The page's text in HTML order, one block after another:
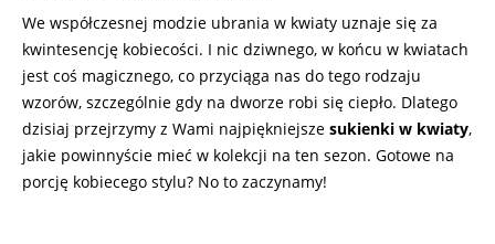
We współczesnej modzie ubrania w kwiaty uznaje się za
kwintesencję kobiecości. I nic dziwnego, w końcu w kwiatach
jest coś magicznego, co przyciąga nas do tego rodzaju
wzorów, szczególnie gdy na dworze robi się ciepło. Dlatego
dzisiaj przejrzymy z Wami najpiękniejsze sukienki w kwiaty,
jakie powinnyście mieć w kolekcji na ten sezon. Gotowe na
porcję kobiecego stylu? No to zaczynamy!